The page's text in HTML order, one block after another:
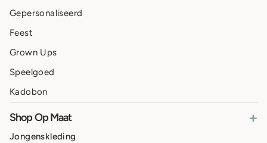
Gepersonaliseerd
Feest
Grown Ups
Speelgoed
Kadobon
Shop Op Maat +
Jongenskleding